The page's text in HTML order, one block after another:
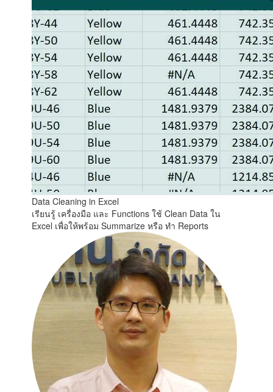
Data Cleaning in Excel
เรียนรู้ เครื่องมือ และ Functions ใช้ Clean Data ใน
Excel เพื่อให้พร้อม Summarize หรือ ทำ Reports